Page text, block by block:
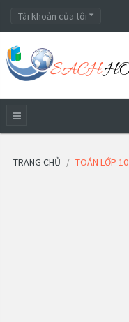
Tài khoản của tôi
TRANG CHỦ TOÁN LỚP 10